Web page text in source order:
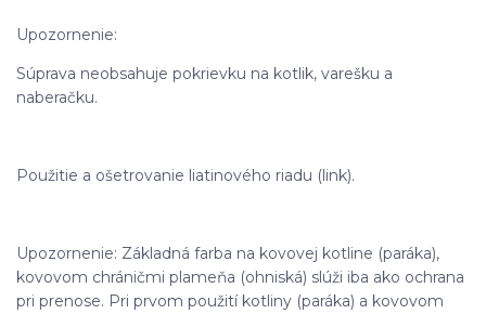
Upozornenie:
Súprava neobsahuje pokrievku na kotlik, varešku a
naberačku.
Použitie a ošetrovanie liatinového riadu (link).
Upozornenie: Základná farba na kovovej kotline (paráka),
kovovom chráničmi plameňa (ohniská) slúži iba ako ochrana
pri prenose. Pri prvom použití kotliny (paráka) a kovovom